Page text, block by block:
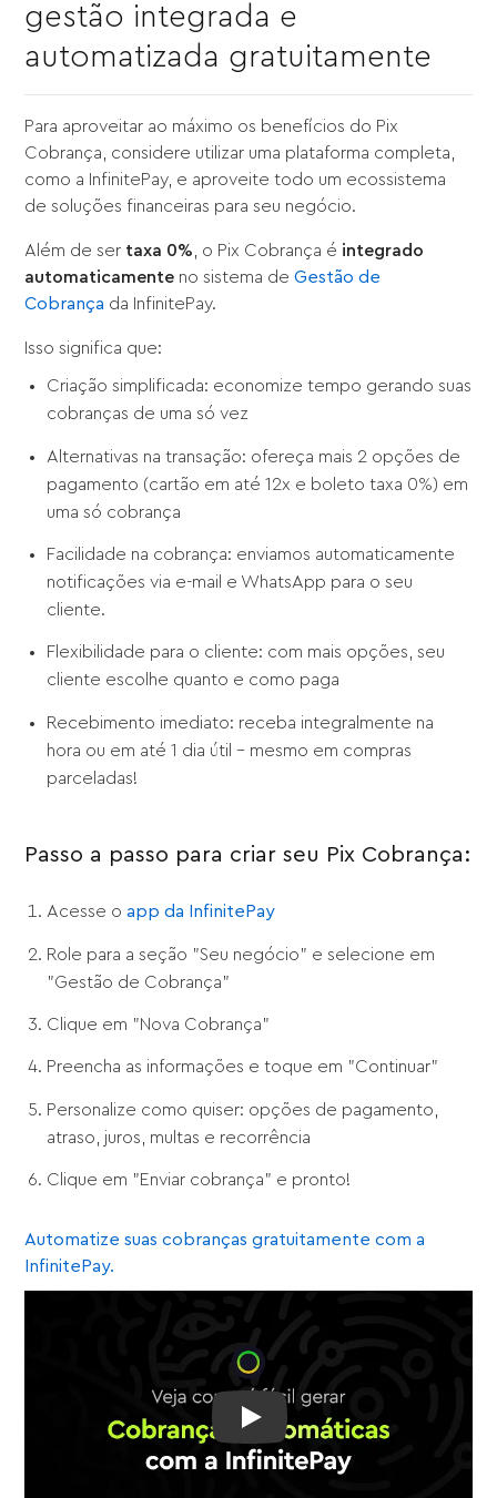
gestão integrada e
automatizada gratuitamente
Para aproveitar ao máximo os benefícios do Pix
Cobrança, considere utilizar uma plataforma completa,
como a InfinitePay, e aproveite todo um ecossistema
de soluções financeiras para seu negócio.
Além de ser taxa 0% , o Pix Cobrança é integrado
automaticamente no sistema deGestão de
Cobrança da InfinitePay.
Isso significa que:
Criação simplificada: economize tempo gerando suas
cobranças de uma só vez
Alternativas na transação: ofereça mais 2 opções de
pagamento (cartão em até 12x e boleto taxa 0%) em
uma só cobrança
Facilidade na cobrança: enviamos automaticamente
notificações via e-mail e WhatsApp para o seu
cliente.
Flexibilidade para o cliente: com mais opções, seu
cliente escolhe quanto e como paga
Recebimento imediato: receba integralmente na
hora ou em até 1 dia útil - mesmo em compras
parceladas!
Passo a passo para criar seu Pix Cobrança:
Acesse oapp da InfinitePay
Role para a seção "Seu negócio" e selecione em
"Gestão de Cobrança"
Clique em "Nova Cobrança"
Preencha as informações e toque em "Continuar"
Personalize como quiser: opções de pagamento,
atraso, juros, multas e recorrência
Clique em "Enviar cobrança" e pronto!
Automatize suas cobranças gratuitamente com a
InfinitePay.
Play: Conheça a Gestão de